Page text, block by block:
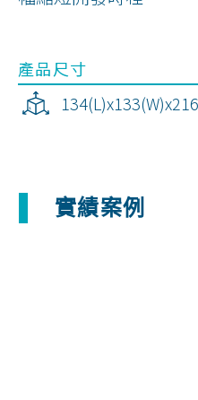
產品尺寸
實績案例